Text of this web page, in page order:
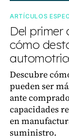
ARTÍCULOS
Del primer
cómo
Descubre
pueden ser
ante
capacidades
en
suministro.